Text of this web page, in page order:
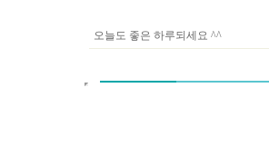
오늘도 좋은 하루되세요 ^^